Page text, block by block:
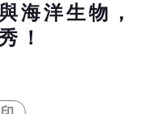
海洋生物，
！